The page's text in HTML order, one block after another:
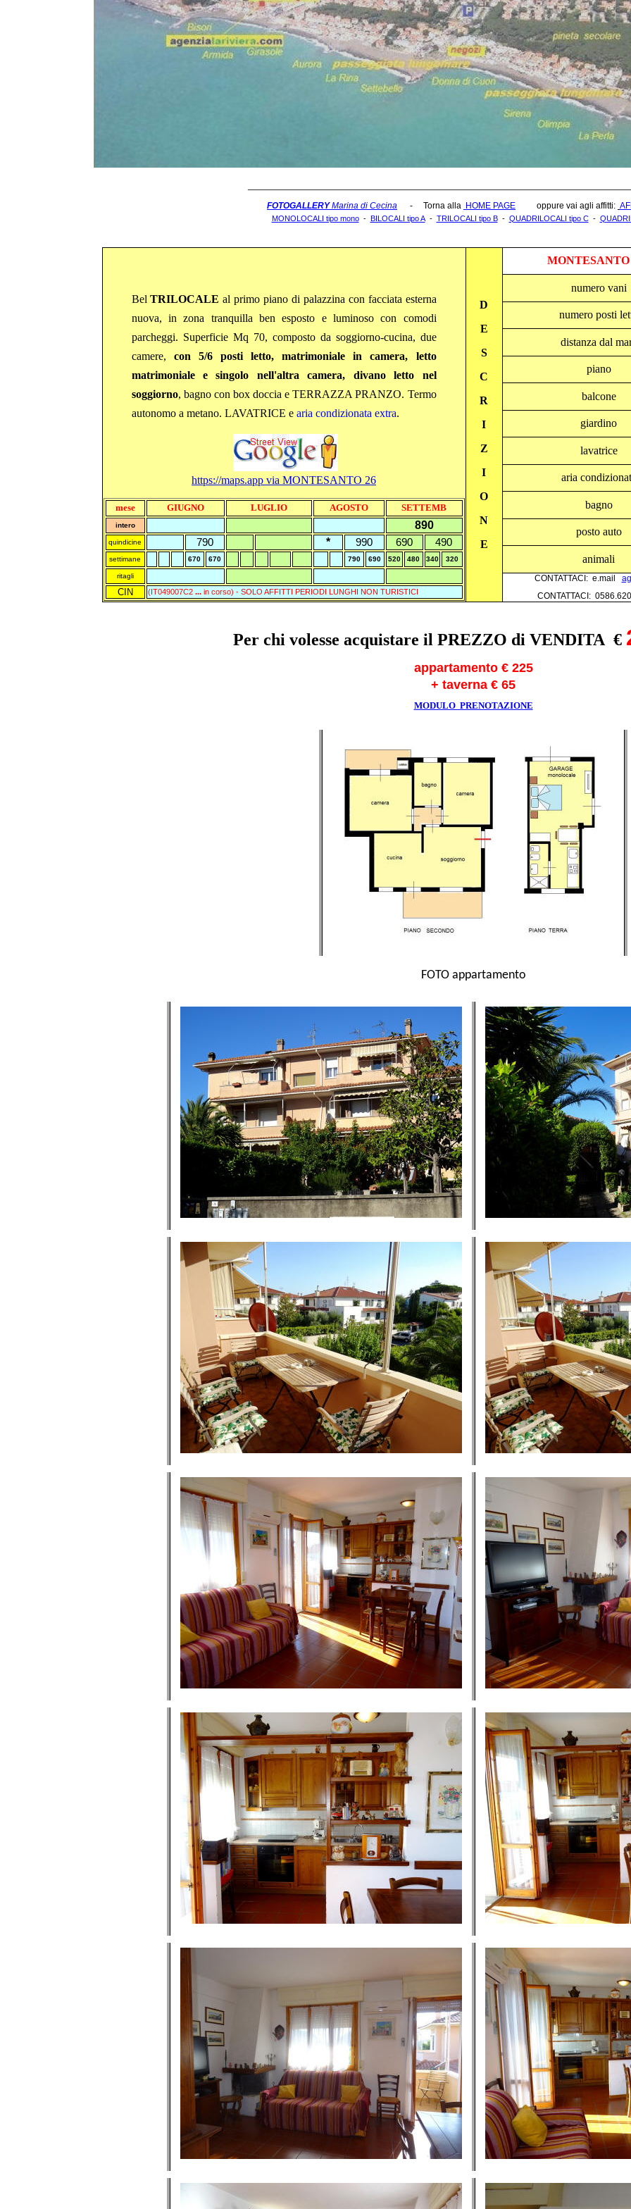
FOTOGALLERYMarina di Cecina - Torna alla HOME PAGE oppure vai agli affitti:
MONOLOCALI tipo mono- BILOCALI tipo A- TRILOCALI tipo B- QUADRILOCALI tipo C-
BelTRILOCALE al primo piano di palazzina con facciata esterna
nuova, in zona tranquilla ben esposto e luminoso con comodi
parcheggi. Superficie Mq 70, composto da soggiorno-cucina, due
camere, con 5/6 posti letto, matrimoniale in camera, letto
matrimoniale e singolo nell'altra camera, divano letto nel
soggiorno, bagno con box doccia e TERRAZZA PRANZO. Termo
autonomo a metano. LAVATRICE e aria condizionata extra.
https://maps.app via MONTESANTO 26
mese GIUGNO LUGLIO AGOSTO SETTEMB
intero 890
quindicine 790 * 990 690 490
settimane 670 670 790 690 520 480 340 320
ritagli
CIN (IT049007C2... in corso) - SOLO AFFITTI PERIODI LUNGHI NON TURISTICI
D
E
S
C
R
I
Z
I
O
N
E
numero vani
numero posti
distanza dal
piano
balcone
giardino
lavatrice
aria
bagno
posto auto
animali
CONTATTACI: e.mail
CONTATTACI:
Per chi volesse acquistare il PREZZO di VENDITA €
appartamento € 225
+ taverna € 65
MODULO PRENOTAZIONE
FOTO appartamento